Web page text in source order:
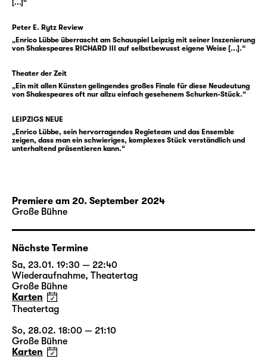
diesem Hintergrund ein gewaltiges Stück
das Überschreiten aller Normen. In der
Übersetzung von Thomas Brasch ist es ein
dunkles Schauerstück.
Schauspiel Leipzig, inszeniert nach
„Winterreise / Winterreise“ (Schubert /
Jelinek), „Faust I & II“ (Goethe) sowie
Leipzig. Er entwirft regelmäßig die
Bühnenräume für Inszenierungen von Andrea
Breth, Barbara Frey und Martin Kušej und
erhielt mehrfach den Österreichischen
Theaterpreis Nestroy für die beste
Ausstattung sowie den Titel Bühnenbildner
des Jahres der Fachzeitschriften Opernwelt
und Theater heute. Sabine Blickenstorfer
schuf zuletzt die Kostüme für „
von Canterville“ und „
Schauspiel Leipzig. Neben Enrico Lübbe und
[...]“
Peter E. Rytz Review
„Enrico Lübbe überrascht am Schauspiel Leipzig mit seiner Inszenierung
von Shakespeares RICHARD III auf selbstbewusst eigene Weise [...].“
Theater der Zeit
„Ein mit allen Künsten gelingendes großes Finale für diese Neudeutung
von Shakespeares oft nur allzu einfach gesehenem Schurken-Stück.“
LEIPZIGS NEUE
„Enrico Lübbe, sein hervorragendes Regieteam und das Ensemble
zeigen, dass man ein schwieriges, komplexes Stück verständlich und
unterhaltend präsentieren kann.“
Premiere am 20. September 2024
Große Bühne
Nächste Termine
Sa, 23.01. 19:30 — 22:40
Wiederaufnahme, Theatertag
Große Bühne
Karten
Theatertag
So, 28.02. 18:00 — 21:10
Große Bühne
Karten